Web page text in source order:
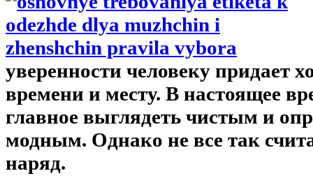
уверенности человеку придает
времени и месту. В настоящее
главное выглядеть чистым и
модным. Однако не все так
наряд.